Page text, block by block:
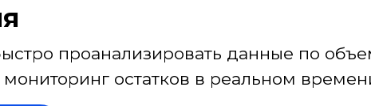
проанализировать данные по
остатков в реальном